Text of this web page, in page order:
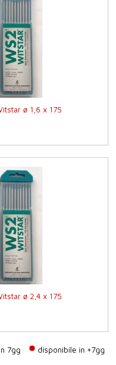
ø 1,6 x 175
ø 2,4 x 175
7gg disponibile in +7gg